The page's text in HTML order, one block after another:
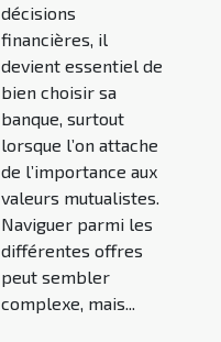
décisions
financières, il
devient essentiel de
bien choisir sa
banque, surtout
lorsque l’on attache
de l’importance aux
valeurs mutualistes.
Naviguer parmi les
différentes offres
peut sembler
complexe, mais...